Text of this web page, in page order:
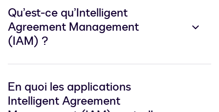
Qu’est-ce qu’Intelligent
Agreement Management
(IAM) ?
En quoi les applications
Intelligent Agreement